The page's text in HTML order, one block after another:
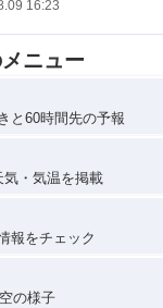
16:23
ニュー
と60時間先の予報
・気温を掲載
報をチェック
の様子